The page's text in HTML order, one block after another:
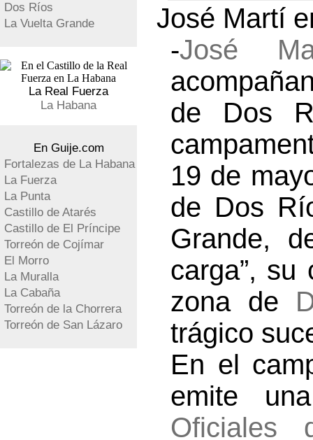
Dos Ríos
La Vuelta Grande
La Real Fuerza
La Habana
En Guije.com
Fortalezas de La Habana
La Fuerza
La Punta
Castillo de Atarés
Castillo de El Príncipe
Torreón de Cojímar
El Morro
La Muralla
La Cabaña
Torreón de la Chorrera
Torreón de San Lázaro
José Martí
-José
de Dos
19 de
de Dos
Grande,
carga”, su
zona de
trágico
En el
emite
Oficiales